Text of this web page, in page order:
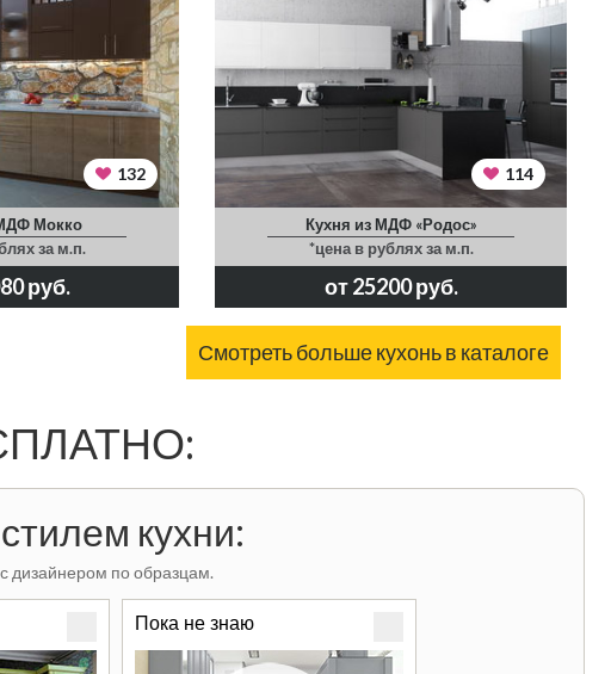
132
Мокко
за м.п.
руб.
114
Кухня из МДФ «Родос»
*цена в рублях за м.п.
от 25200 руб.
Смотреть больше кухонь в каталоге
кухни:
дизайнером по образцам.
Пока не знаю